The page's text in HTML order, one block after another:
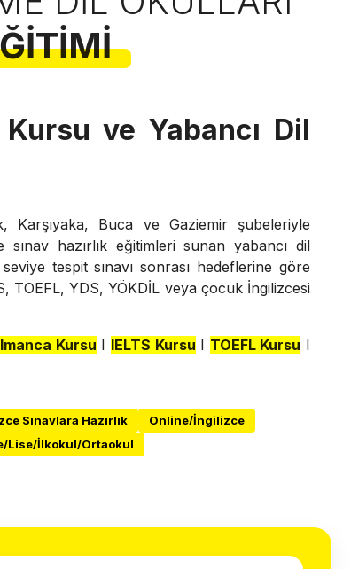
ve Yabancı Dil
Karşıyaka, Buca ve Gaziemir şubeleriyle
sınav hazırlık eğitimleri sunan yabancı dil
tespit sınavı sonrası hedeflerine göre
TOEFL, YDS, YÖKDİL veya çocuk İngilizcesi
Kursu I IELTS Kursu I TOEFL Kursu I
Sınavlara Hazırlık
Online/İngilizce
Lise/İlkokul/Ortaokul